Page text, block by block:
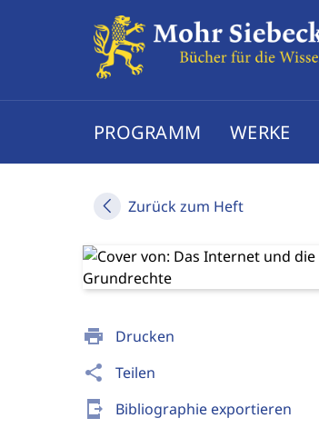
PROGRAMM WERKE
Zurück zum Heft
print Drucken
share Teilen
send_to_mobile Bibliographie exportieren